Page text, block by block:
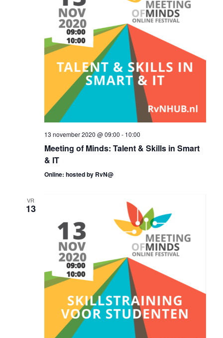
13 november 2020 @ 09:00 - 10:00
Meeting of Minds: Talent & Skills in Smart
& IT
Online: hosted by RvN@
VR
13